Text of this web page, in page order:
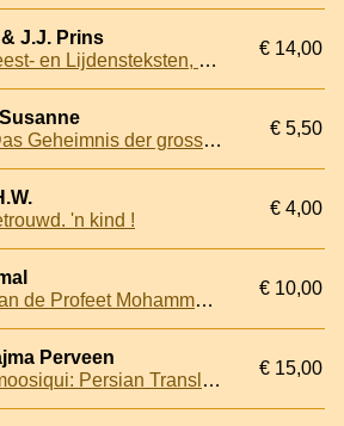
J.J. Prins
Orde der Feest- en Lijdensteksten, zoo als zij jaarlijks op de feestdagen en voor Paschen in de Nederduitsche Hervormde Gemeente te Rotterdam gepredikt worden
€ 14,00
Te Deum. Das Geheimnis der grossen christlichen Orden
€ 5,50
'n kind !
€ 4,00
Het leven van de Profeet Mohammed: (vrede zij met hem)
€ 10,00
Perveen
Tashrih-ul-moosiqui: Persian Translation of Tansen's Original Work "Budh Prakash"
€ 15,00